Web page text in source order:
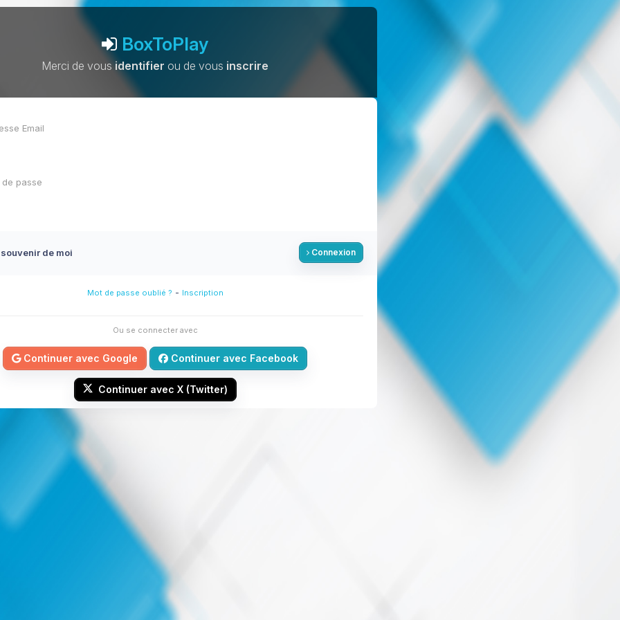
BoxToPlay
Merci de vousidentifier ou de vous inscrire
de moi Connexion
Mot de passe oublié ? - Inscription
Ou se connecter avec
Continuer avec Google Continuer avec Facebook
Continuer avec X (Twitter)